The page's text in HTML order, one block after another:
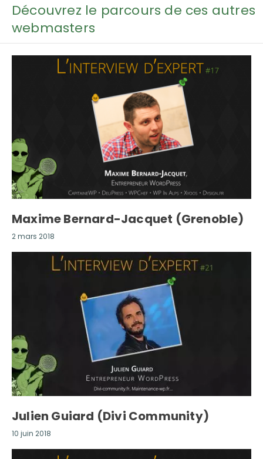
Découvrez le parcours de ces autres
webmasters
Maxime Bernard-Jacquet (Grenoble)
2 mars 2018
Julien Guiard (Divi Community)
10 juin 2018